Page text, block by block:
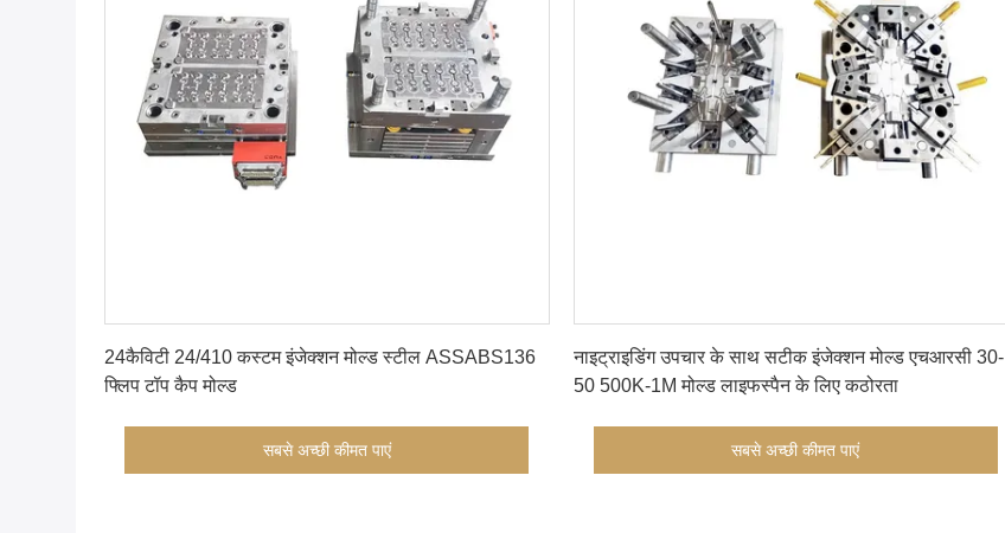
24कैविटी 24/410 कस्टम इंजेक्शन मोल्ड स्टील ASSABS136
फ्लिप टॉप कैप मोल्ड
सबसे अच्छी कीमत पाएं
नाइट्राइडिंग उपचार के साथ सटीक इंजेक्शन मोल्ड एचआरसी 30-
50 500K-1M मोल्ड लाइफस्पैन के लिए कठोरता
सबसे अच्छी कीमत पाएं